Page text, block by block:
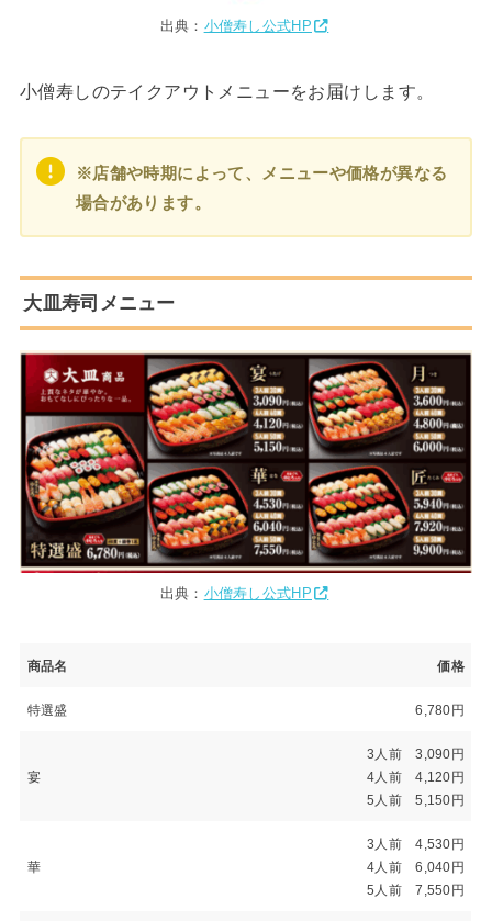
出典： 小僧寿し公式HP
小僧寿しのテイクアウトメニューをお届けします。
※店舗や時期によって、メニューや価格が異なる
場合があります。
大皿寿司メニュー
出典： 小僧寿し公式HP
商品名 価格
特選盛 6,780円
宴
3人前 3,090円
4人前 4,120円
5人前 5,150円
華
3人前 4,530円
4人前 6,040円
5人前 7,550円